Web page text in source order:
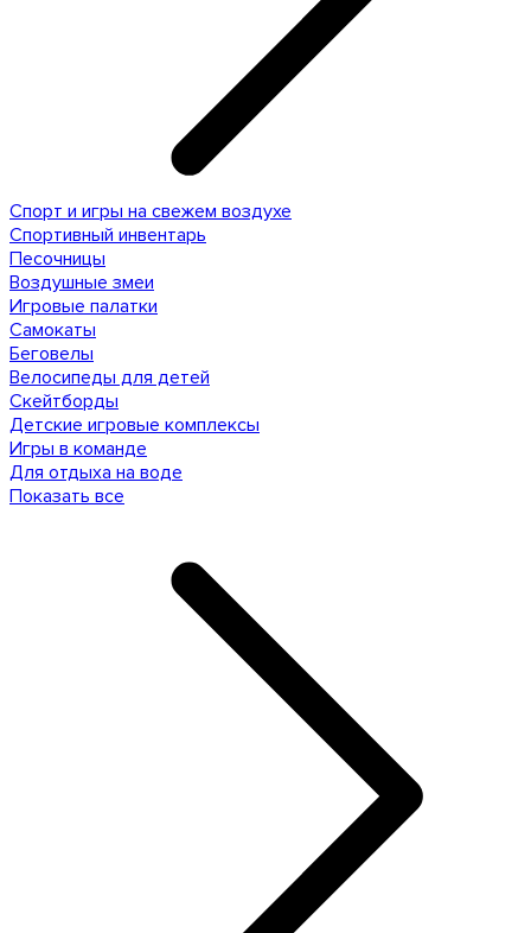
Спорт и игры на свежем воздухе
Спортивный инвентарь
Песочницы
Воздушные змеи
Игровые палатки
Самокаты
Беговелы
Велосипеды для детей
Скейтборды
Детские игровые комплексы
Игры в команде
Для отдыха на воде
Показать все